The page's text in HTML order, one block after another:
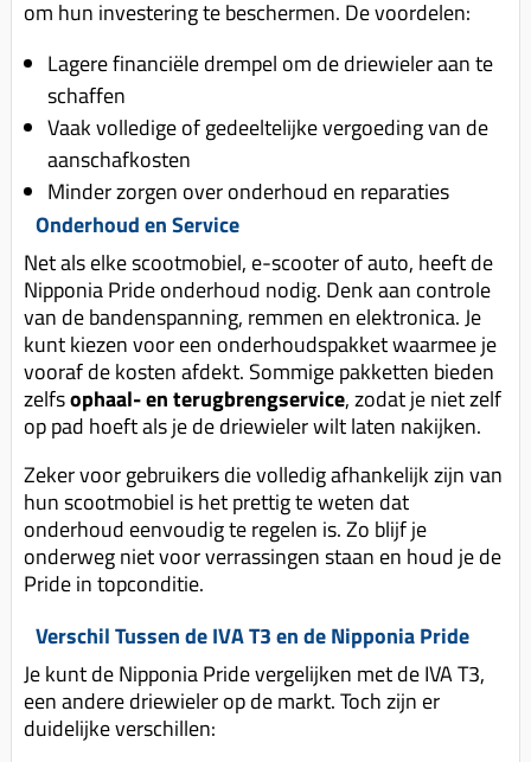
om hun investering te beschermen. De voordelen:
Lagere financiële drempel om de driewieler aan te
schaffen
Vaak volledige of gedeeltelijke vergoeding van de
aanschafkosten
Minder zorgen over onderhoud en reparaties
Onderhoud en Service
Net als elke scootmobiel, e-scooter of auto, heeft de
Nipponia Pride onderhoud nodig. Denk aan controle
van de bandenspanning, remmen en elektronica. Je
kunt kiezen voor een onderhoudspakket waarmee je
vooraf de kosten afdekt. Sommige pakketten bieden
zelfsophaal- en terugbrengservice, zodat je niet zelf
op pad hoeft als je de driewieler wilt laten nakijken.
Zeker voor gebruikers die volledig afhankelijk zijn van
hun scootmobiel is het prettig te weten dat
onderhoud eenvoudig te regelen is. Zo blijf je
onderweg niet voor verrassingen staan en houd je de
Pride in topconditie.
Verschil Tussen de IVA T3 en de Nipponia Pride
Je kunt de Nipponia Pride vergelijken met de IVA T3,
een andere driewieler op de markt. Toch zijn er
duidelijke verschillen: